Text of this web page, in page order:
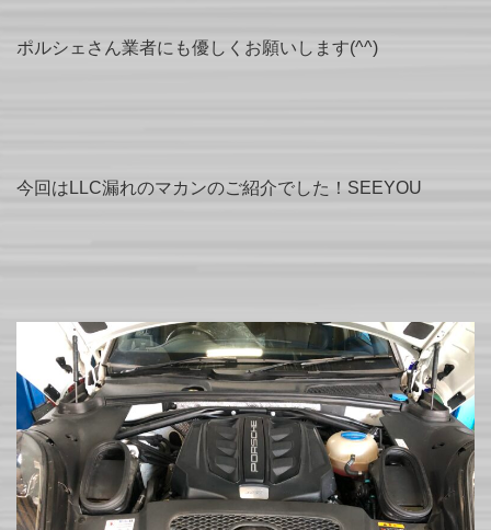
ポルシェさん業者にも優しくお願いします(^^)
今回はLLC漏れのマカンのご紹介でした！SEEYOU